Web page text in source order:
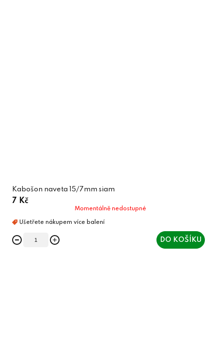
Kabošon naveta 15/7mm siam
7 Kč
Momentálně nedostupné
DO KOŠÍKU